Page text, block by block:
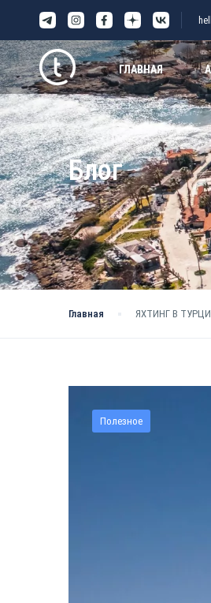
ГЛАВНАЯ
Блог
Главная ЯХТИНГ В
Полезное